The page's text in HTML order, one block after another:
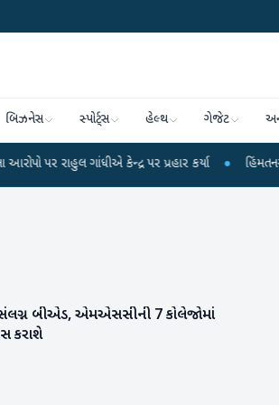
બિઝનેસ સ્પોર્ટ્સ હેલ્થ ગેજેટ
ગાંધીએ કેન્દ્ર પર પ્રહાર કર્યા ● હિંમતનગરમાં
સંલગ્ન બીએડ, એમએસસીની 7 કોલેજોમાં
કરાશે